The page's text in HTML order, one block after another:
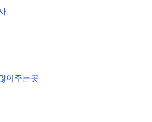
이주는곳